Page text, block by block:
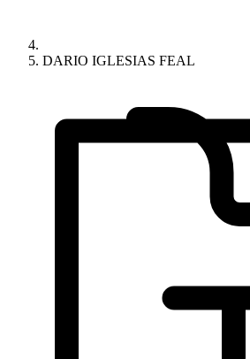
DARIO IGLESIAS FEAL